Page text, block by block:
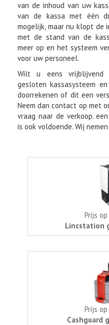
van de inhoud van uw
van de kassa met één
mogelijk, maar nu klopt de
met de stand van de
meer op en het systeem
voor uw personeel.
Wilt u eens vrijblijvend
gesloten kassasysteem
doorrekenen of dit een
Neem dan contact op met
vraag naar de verkoop.
is ook voldoende. Wij
Prijs
Lincstation
Prijs
Cashguard